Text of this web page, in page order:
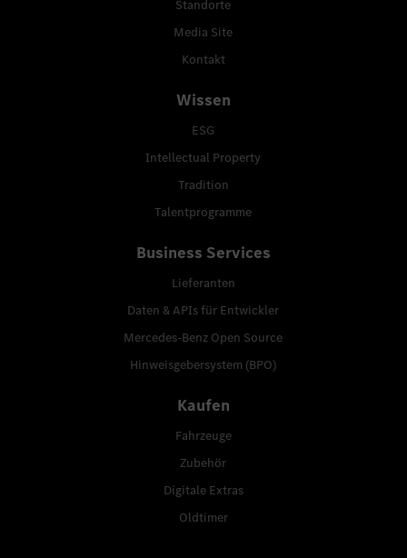
Standorte
Media Site
Kontakt
Wissen
ESG
Intellectual Property
Tradition
Talentprogramme
Business Services
Lieferanten
Daten & APIs für Entwickler
Mercedes-Benz Open Source
Hinweisgebersystem (BPO)
Kaufen
Fahrzeuge
Zubehör
Digitale Extras
Oldtimer